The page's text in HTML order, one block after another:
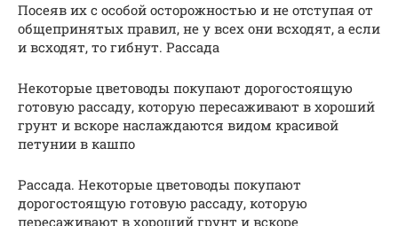
Посеяв их с особой осторожностью и не отступая от
общепринятых правил, не у всех они всходят, а если
и всходят, то гибнут. Рассада
Некоторые цветоводы покупают дорогостоящую
готовую рассаду, которую пересаживают в хороший
грунт и вскоре наслаждаются видом красивой
петунии в кашпо
Рассада. Некоторые цветоводы покупают
дорогостоящую готовую рассаду, которую
пересаживают в хороший грунт и вскоре